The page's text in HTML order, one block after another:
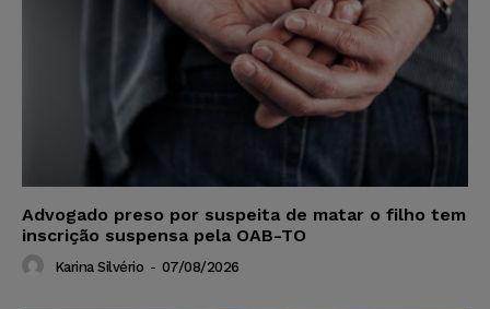
Advogado preso por suspeita de matar o filho tem
inscrição suspensa pela OAB-TO
Karina Silvério - 07/08/2026